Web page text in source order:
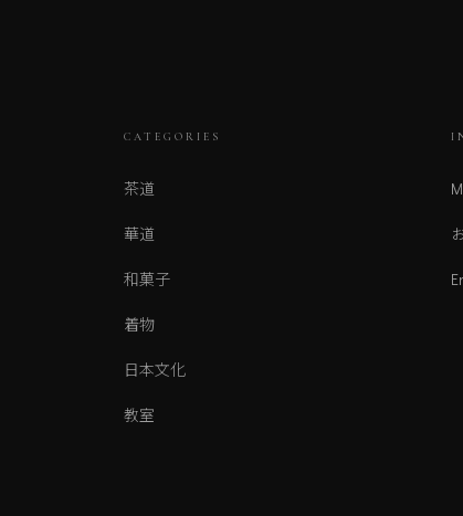
CATEGORIES
茶道
華道
和菓子
着物
日本文化
教室